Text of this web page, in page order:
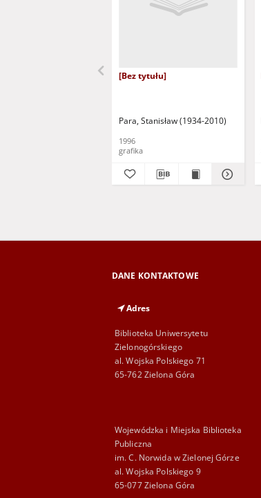
[Bez tytułu]
Para, Stanisław (1934-2010)
1996
grafika
DANE KONTAKTOWE
Adres
Biblioteka Uniwersytetu
Zielonogórskiego
al. Wojska Polskiego 71
65-762 Zielona Góra
Wojewódzka i Miejska Biblioteka
Publiczna
im. C. Norwida w Zielonej Górze
al. Wojska Polskiego 9
65-077 Zielona Góra